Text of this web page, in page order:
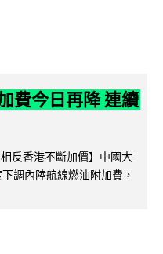
費今日再降 連續
反香港不斷加價】中國大
調內陸航線燃油附加費，